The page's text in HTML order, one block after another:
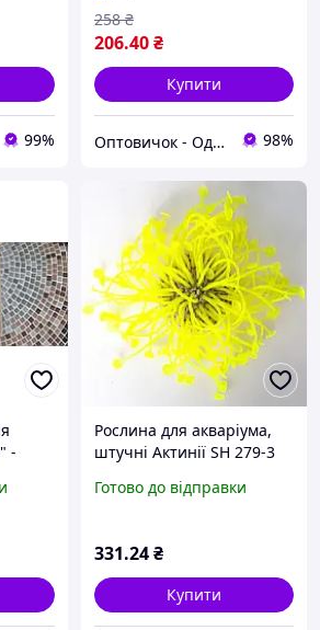
99%
206.40₴
258 ₴
Купити
Оптовичок - Одеса 98%
-
Рослина для акваріума,
штучні Актинії SH 279-3
Готово до відправки
331.24₴
Купити